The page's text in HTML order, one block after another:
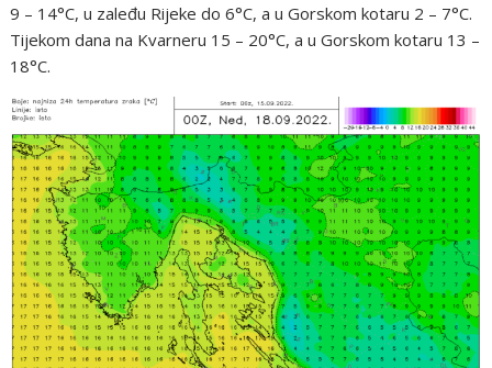
9 – 14°C, u zaleđu Rijeke do 6°C, a u Gorskom kotaru 2 – 7°C.
Tijekom dana na Kvarneru 15 – 20°C, a u Gorskom kotaru 13 –
18°C.